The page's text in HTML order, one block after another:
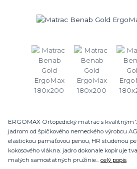
ERGOMAX Ortopedický matrac s kvalitným
jadrom od špičkového nemeckého výrobcu
elastickou pamäťovou penou, HR studenou
kokosového vlákna. jadro dokonale kopíruje
malých samostatných pružinie... celý popis